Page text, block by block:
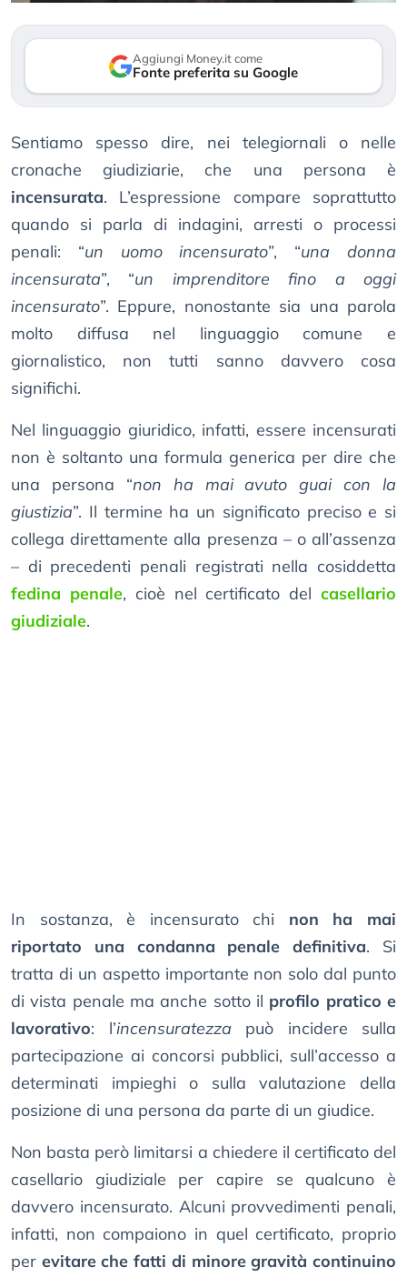
Aggiungi Money.it come
Fonte preferita su Google
Sentiamo spesso dire, nei telegiornali o nelle
cronache giudiziarie, che una persona è
incensurata. L’espressione compare soprattutto
quando si parla di indagini, arresti o processi
penali: “un uomo incensurato”, “una donna
incensurata”, “un imprenditore fino a oggi
incensurato”. Eppure, nonostante sia una parola
molto diffusa nel linguaggio comune e
giornalistico, non tutti sanno davvero cosa
significhi.
Nel linguaggio giuridico, infatti, essere incensurati
non è soltanto una formula generica per dire che
una persona “non ha mai avuto guai con la
giustizia”. Il termine ha un significato preciso e si
collega direttamente alla presenza – o all’assenza
– di precedenti penali registrati nella cosiddetta
fedina penale, cioè nel certificato delcasellario
giudiziale.
In sostanza, è incensurato chi non ha mai
riportato una condanna penale definitiva. Si
tratta di un aspetto importante non solo dal punto
di vista penale ma anche sotto il profilo pratico e
lavorativo: l’incensuratezza può incidere sulla
partecipazione ai concorsi pubblici, sull’accesso a
determinati impieghi o sulla valutazione della
posizione di una persona da parte di un giudice.
Non basta però limitarsi a chiedere il certificato del
casellario giudiziale per capire se qualcuno è
davvero incensurato. Alcuni provvedimenti penali,
infatti, non compaiono in quel certificato, proprio
per evitare che fatti di minore gravità continuino